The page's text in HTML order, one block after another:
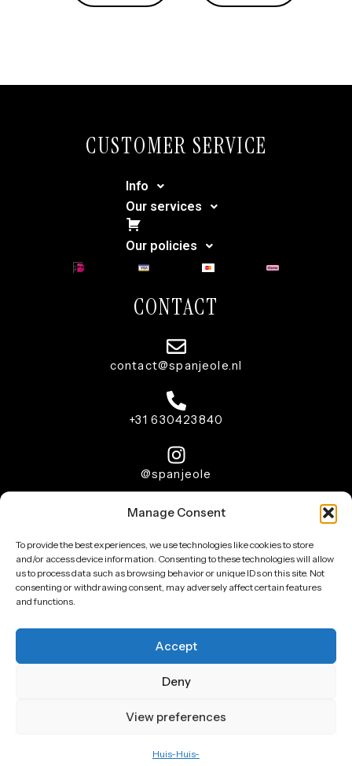
Manage Consent
To provide the best experiences, we use technologies like cookies to store
and/or access device information. Consenting to these technologies will allow
us to process data such as browsing behavior or unique IDs on this site. Not
consenting or withdrawing consent, may adversely affect certain features
and functions.
Accept
Deny
View preferences
Huis-Huis-
Sloterkade 42-2, 1058 HG, Amsterdam
KVK 90842774
BTW NL004846167B38
CUSTOMER SERVICE
Info
Our services
Cart
Our policies
CONTACT
contact@spanjeole.nl
+31 630423840
@spanjeole
Copyright © 2026 –Spanjeole